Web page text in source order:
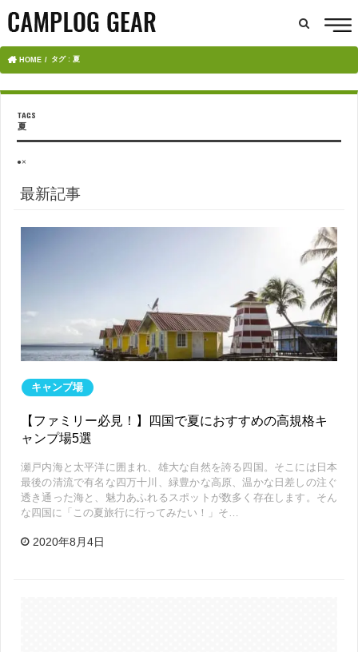
HOME タグ : 夏
夏
●×
最新記事
キャンプ場
【ファミリー必見！】四国で夏におすすめの高規格キ
ャンプ場5選
瀬戸内海と太平洋に囲まれ、雄大な自然を誇る四国。そこには日本
最後の清流で有名な四万十川、緑豊かな高原、温かな日差しの注ぐ
透き通った海と、魅力あふれるスポットが数多く存在します。そん
な四国に「この夏旅行に行ってみたい！」そ…
2020年8月4日